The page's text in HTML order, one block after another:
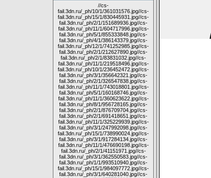
//cs-
fail.3dn.ru/_ph/10/1/361031576.jpg//cs-
fail.3dn.ru/_ph/15/1/830445931.jpg//cs-
fail.3dn.ru/_ph/2/1/151689936.jpg//cs-
fail.3dn.ru/_ph/11/1/604717996.jpg//cs-
fail.3dn.ru/_ph/5/1/855333848.jpg//cs-
fail.3dn.ru/_ph/4/1/386143379.jpg//cs-
fail.3dn.ru/_ph/12/1/741252985.jpg//cs-
fail.3dn.ru/_ph/2/1/212627890.jpg//cs-
fail.3dn.ru/_ph/2/1/83831032.jpg//cs-
fail.3dn.ru/_ph/11/1/219518496.jpg//cs-
fail.3dn.ru/_ph/10/1/236452472.jpg//cs-
fail.3dn.ru/_ph/3/1/356642321.jpg//cs-
fail.3dn.ru/_ph/2/1/326547838.jpg//cs-
fail.3dn.ru/_ph/11/1/743018801.jpg//cs-
fail.3dn.ru/_ph/5/1/160168746.jpg//cs-
fail.3dn.ru/_ph/11/1/360623622.jpg//cs-
fail.3dn.ru/_ph/8/1/956728165.jpg//cs-
fail.3dn.ru/_ph/2/1/876709704.jpg//cs-
fail.3dn.ru/_ph/2/1/691418651.jpg//cs-
fail.3dn.ru/_ph/11/1/325229939.jpg//cs-
fail.3dn.ru/_ph/3/1/247992098.jpg//cs-
fail.3dn.ru/_ph/15/1/738990024.jpg//cs-
fail.3dn.ru/_ph/3/1/917284134.jpg//cs-
fail.3dn.ru/_ph/11/1/476690198.jpg//cs-
fail.3dn.ru/_ph/2/1/41151971.jpg//cs-
fail.3dn.ru/_ph/3/1/362550583.jpg//cs-
fail.3dn.ru/_ph/1/1/993510940.jpg//cs-
fail.3dn.ru/_ph/15/1/984097772.jpg//cs-
fail.3dn.ru/_ph/3/1/640281040.jpg//cs-